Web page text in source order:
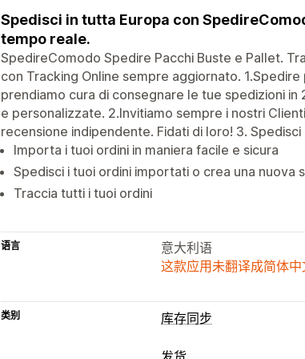
Spedisci in tutta Europa con
tempo reale.
SpedireComodo Spedire Pacchi Buste e Pallet.
con Tracking Online sempre aggiornato.
prendiamo cura di consegnare le tue spedizioni
e personalizzate. 2.Invitiamo sempre i nostri
recensione indipendente. Fidati di loro! 3.
Importa i tuoi ordini in maniera facile e sicura
Spedisci i tuoi ordini importati o crea una nuova
Traccia tutti i tuoi ordini
语言
意大利语
这款应用未翻译成简体中
类别 库存同步